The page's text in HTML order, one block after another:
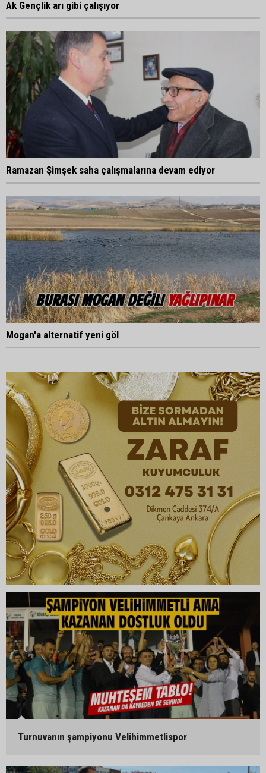
Ak Gençlik arı gibi çalışıyor
Ramazan Şimşek saha çalışmalarına devam ediyor
Mogan'a alternatif yeni göl
Turnuvanın şampiyonu Velihimmetlispor